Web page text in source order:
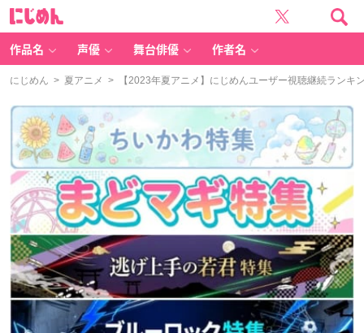
作品名 声優 舞台俳優 作者名
にじめん > 夏アニメ > 【2023年夏アニメ】にじめんユーザー視聴継続ランキ